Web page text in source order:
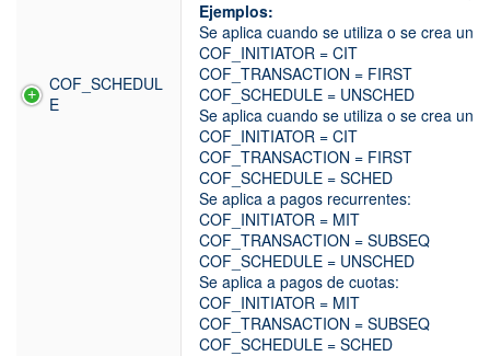
COF_SCHEDUL
E
Ejemplos:
Se aplica cuando se utiliza o se crea un
COF_INITIATOR = CIT
COF_TRANSACTION = FIRST
COF_SCHEDULE = UNSCHED
Se aplica cuando se utiliza o se crea un
COF_INITIATOR = CIT
COF_TRANSACTION = FIRST
COF_SCHEDULE = SCHED
Se aplica a pagos recurrentes:
COF_INITIATOR = MIT
COF_TRANSACTION = SUBSEQ
COF_SCHEDULE = UNSCHED
Se aplica a pagos de cuotas:
COF_INITIATOR = MIT
COF_TRANSACTION = SUBSEQ
COF_SCHEDULE = SCHED